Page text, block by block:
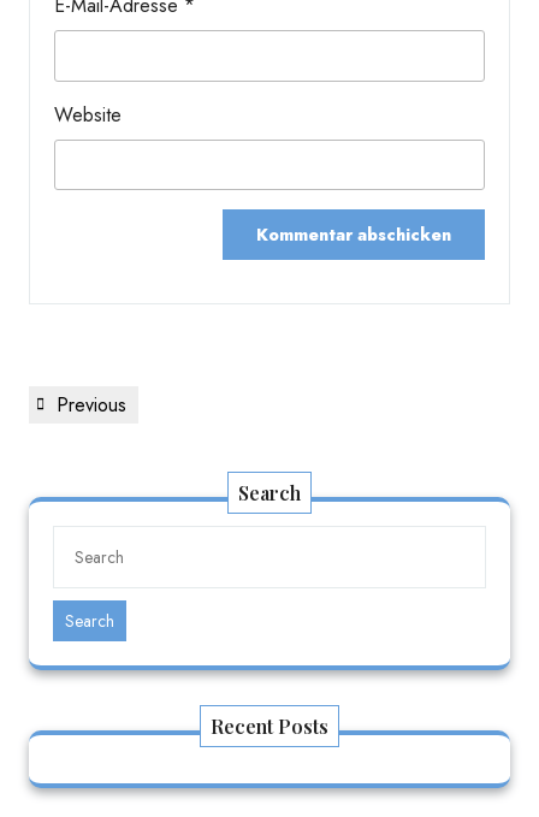
E-Mail-Adresse *
Website
Previous
Search
Search
Recent Posts